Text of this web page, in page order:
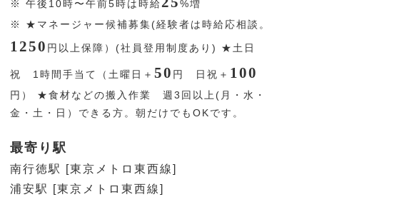
※ 午後10時〜午前5時は時給 %増
※ ★マネージャー候補募集(経験者は時給応相談。
1250 円 以上保障）(社員登用制度あり) ★土日
祝 1時間手当て（土曜日＋ 50 円 日祝＋ 100
円 ） ★食材などの搬入作業 週3回以上(月・水・
金・土・日）できる方。朝だけでもOKです。
最寄り駅
南行徳駅 [東京メトロ東西線]
浦安駅 [東京メトロ東西線]